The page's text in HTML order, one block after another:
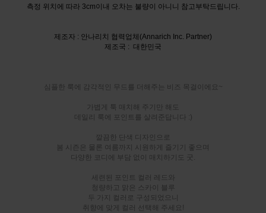
측정 위치에 따라 3cm이내 오차는 불량이 아니니 참고부탁드립니다.
제조자 : 안나리치 협력업체(Annarich Inc. Partner)
제조국 : 대한민국
심플한 룩에 감각적인 무드를 더해주는 비즈 목걸이에요~
가볍게 툭 매치해 주기만 해도
데일리 룩에 포인트를 살려준답니다 :)
깔끔한 단색 디자인으로
봄 시즌은 물론 여름까지 시원하게 즐기기 좋으며
다양한 코디에 부담 없이 매치하기도 굿.
세련된 포인트 컬러 레드와
청량하고 맑은 스카이 블루
두 가지 컬러로 구성되었으니
취향에 맞게 컬러 선택해 주세요!